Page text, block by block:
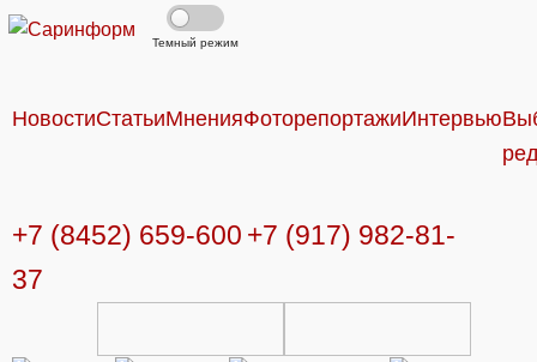
Темный режим
НовостиСтатьиМненияФоторепортажиИнтервью
+7 (8452) 659-600 +7 (917) 982-81-
37